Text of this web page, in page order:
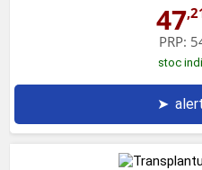
47
PRP:
stoc
➤